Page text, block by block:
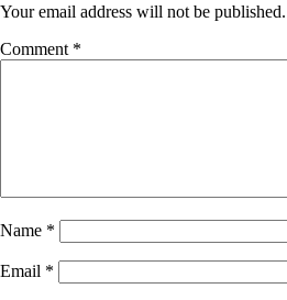
Your email address will not be published.
Comment *
Name *
Email *